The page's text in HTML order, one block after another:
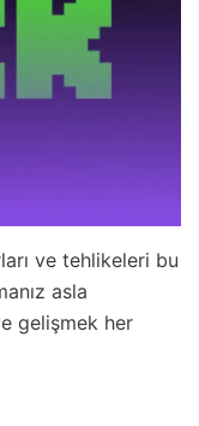
ve tehlikeleri bu
asla
gelişmek her